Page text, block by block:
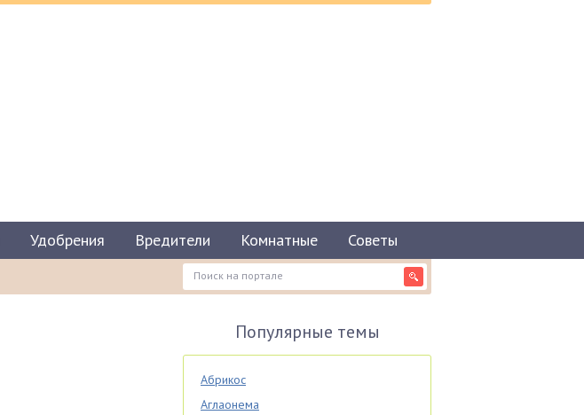
Удобрения Вредители Комнатные Советы
Популярные темы
Абрикос
Аглаонема